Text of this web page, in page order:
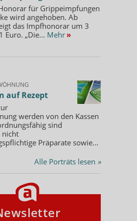
für Grippeimpfungen
wird angehoben. Ab
das Impfhonorar um 3
Euro. „Die... Mehr »
auf Rezept
werden von den Kassen
sind
nicht
Präparate sowie...
Alle Porträts lesen »